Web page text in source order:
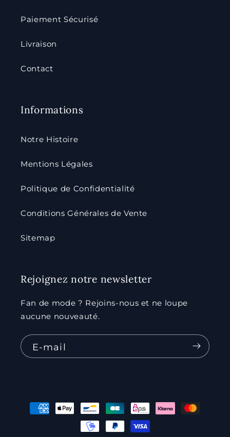
Paiement Sécurisé
Livraison
Contact
Informations
Notre Histoire
Mentions Légales
Politique de Confidentialité
Conditions Générales de Vente
Sitemap
Rejoignez notre newsletter
Fan de mode ? Rejoins-nous et ne loupe
aucune nouveauté.
E-mail
Moyens
de